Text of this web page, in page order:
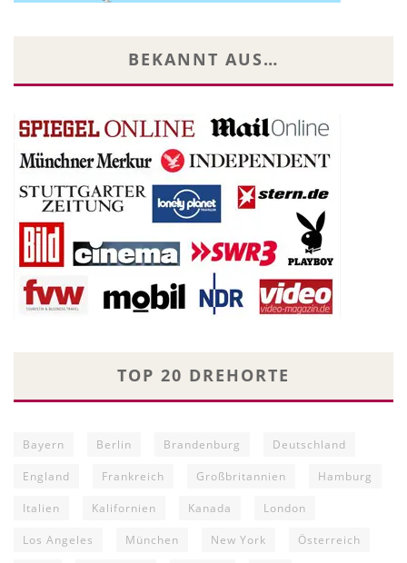
BEKANNT AUS…
TOP 20 DREHORTE
Bayern Berlin Brandenburg Deutschland
England Frankreich Großbritannien Hamburg
Italien Kalifornien Kanada London
Los Angeles München New York Österreich